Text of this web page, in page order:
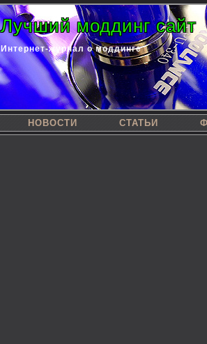
Лучший моддинг сайт
Интернет-журнал о моддинге
НОВОСТИ СТАТЬИ